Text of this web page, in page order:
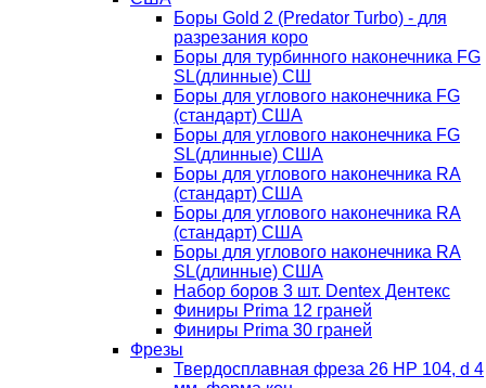
Боры Gold 2 (Predator Turbo) - для
разрезания коро
Боры для турбинного наконечника FG
SL(длинные) CШ
Боры для углового наконечника FG
(стандарт) США
Боры для углового наконечника FG
SL(длинные) CША
Боры для углового наконечника RA
(стандарт) США
Боры для углового наконечника RA
(стандарт) США
Боры для углового наконечника RA
SL(длинные) CША
Набор боров 3 шт. Dentex Дентекс
Финиры Prima 12 граней
Финиры Prima 30 граней
Фрезы
Твердосплавная фреза 26 HP 104, d 4